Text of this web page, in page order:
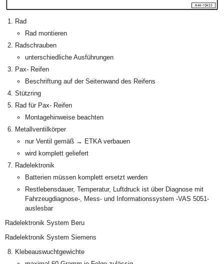
Rad
Rad montieren
Radschrauben
unterschiedliche Ausführungen
Pax- Reifen
Beschriftung auf der Seitenwand des Reifens
Stützring
Rad für Pax- Reifen
Montagehinweise beachten
Metallventilkörper
nur Ventil gemäß → ETKA verbauen
wird komplett geliefert
Radelektronik
Batterien müssen komplett ersetzt werden
Restlebensdauer, Temperatur, Luftdruck ist über Diagnose mit
Fahrzeugdiagnose-, Mess- und Informationssystem -VAS 5051-
auslesbar
Radelektronik System Beru
Radelektronik System Siemens
Klebeauswuchtgewichte